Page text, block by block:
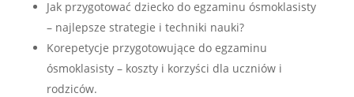
Jak przygotować dziecko do egzaminu ósmoklasisty
– najlepsze strategie i techniki nauki?
Korepetycje przygotowujące do egzaminu
ósmoklasisty – koszty i korzyści dla uczniów i
rodziców.